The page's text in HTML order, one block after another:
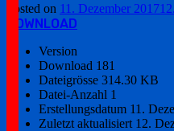
Posted on 11. Dezember 2017
DOWNLOAD
Version
Download 181
Dateigrösse 314.30 KB
Datei-Anzahl 1
Erstellungsdatum 11.
Zuletzt aktualisiert 12.